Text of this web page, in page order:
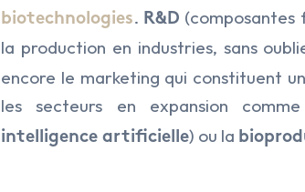
biotechnologies. R&D (composantes
la production en industries, sans
encore le marketing qui constituent
les secteurs en expansion
intelligence artificielle) ou la